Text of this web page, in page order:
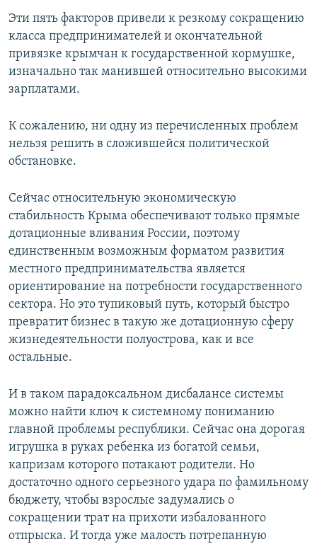
Эти пять факторов привели к резкому сокращению
класса предпринимателей и окончательной
привязке крымчан к государственной кормушке,
изначально так манившей относительно высокими
зарплатами.
К сожалению, ни одну из перечисленных проблем
нельзя решить в сложившейся политической
обстановке.
Сейчас относительную экономическую
стабильность Крыма обеспечивают только прямые
дотационные вливания России, поэтому
единственным возможным форматом развития
местного предпринимательства является
ориентирование на потребности государственного
сектора. Но это тупиковый путь, который быстро
превратит бизнес в такую же дотационную сферу
жизнедеятельности полуострова, как и все
остальные.
И в таком парадоксальном дисбалансе системы
можно найти ключ к системному пониманию
главной проблемы республики. Сейчас она дорогая
игрушка в руках ребенка из богатой семьи,
капризам которого потакают родители. Но
достаточно одного серьезного удара по фамильному
бюджету, чтобы взрослые задумались о
сокращении трат на прихоти избалованного
отпрыска. И тогда уже малость потрепанную